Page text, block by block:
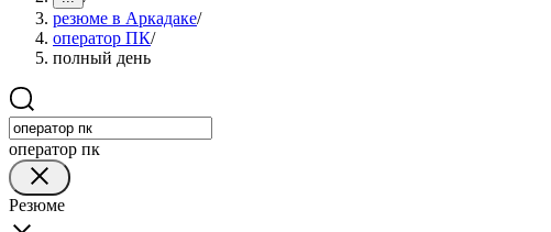
резюме в Аркадаке/
оператор ПК/
полный день
оператор пк
Резюме